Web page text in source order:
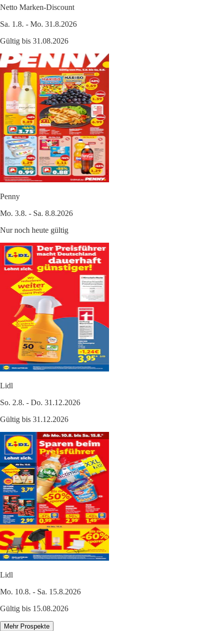
Netto Marken-Discount
Sa. 1.8. - Mo. 31.8.2026
Gültig bis 31.08.2026
Penny
Mo. 3.8. - Sa. 8.8.2026
Nur noch heute gültig
Lidl
So. 2.8. - Do. 31.12.2026
Gültig bis 31.12.2026
Lidl
Mo. 10.8. - Sa. 15.8.2026
Gültig bis 15.08.2026
Mehr Prospekte